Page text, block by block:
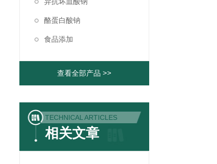
酪蛋白酸钠
食品添加
查看全部产品 >>
TECHNICAL ARTICLES
相关文章